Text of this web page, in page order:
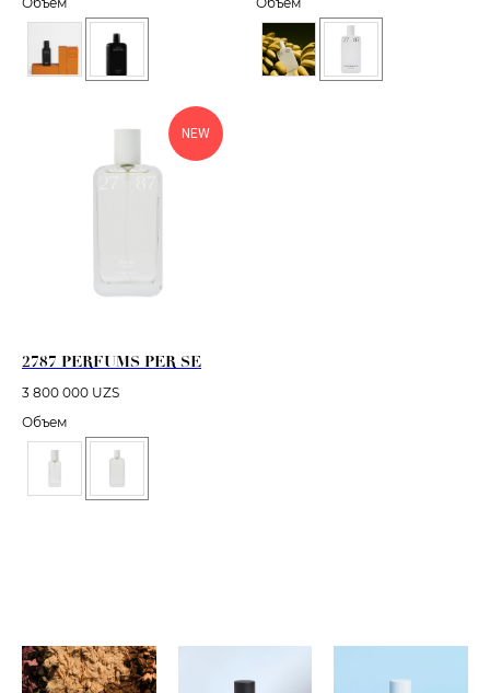
NEW
2787 PERFUMS PER SE
3 800 000 UZS
Объем